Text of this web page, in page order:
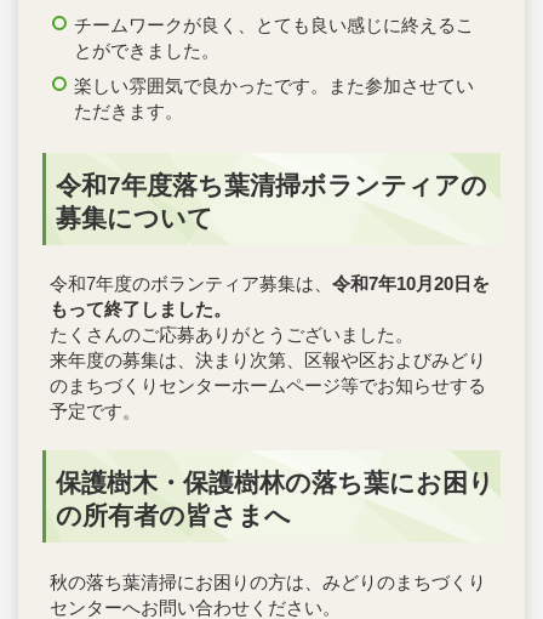
チームワークが良く、とても良い感じに終えるこ
とができました。
楽しい雰囲気で良かったです。また参加させてい
ただきます。
令和7年度落ち葉清掃ボランティアの
募集について
令和7年度のボランティア募集は、 令和7年10月20日を
もって終了しました。
たくさんのご応募ありがとうございました。
来年度の募集は、決まり次第、区報や区およびみどり
のまちづくりセンターホームページ等でお知らせする
予定です。
保護樹木・保護樹林の落ち葉にお困り
の所有者の皆さまへ
秋の落ち葉清掃にお困りの方は、みどりのまちづくり
センターへお問い合わせください。